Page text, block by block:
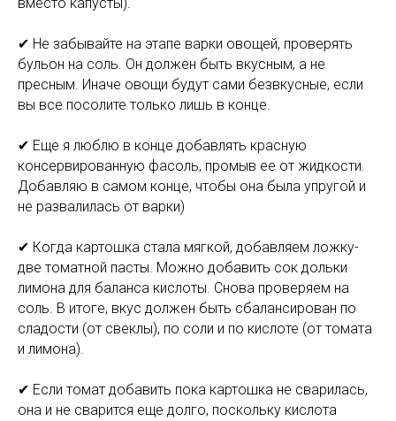
✔ Не забывайте на этапе варки овощей, проверять
бульон на соль. Он должен быть вкусным, а не
пресным. Иначе овощи будут сами безвкусные, если
вы все посолите только лишь в конце.
✔ Еще я люблю в конце добавлять красную
консервированную фасоль, промыв ее от жидкости.
Добавляю в самом конце, чтобы она была упругой и
не развалилась от варки)
✔ Когда картошка стала мягкой, добавляем ложку-
две томатной пасты. Можно добавить сок дольки
лимона для баланса кислоты. Снова проверяем на
соль. В итоге, вкус должен быть сбалансирован по
сладости (от свеклы), по соли и по кислоте (от томата
и лимона).
✔ Если томат добавить пока картошка не сварилась,
она и не сварится еще долго, поскольку кислота